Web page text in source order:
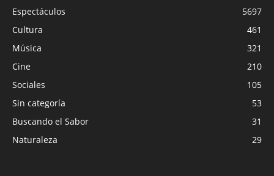
Espectáculos
5697
Cultura
461
Música
321
Cine
210
Sociales
105
Sin categoría
53
Buscando el Sabor
31
Naturaleza
29